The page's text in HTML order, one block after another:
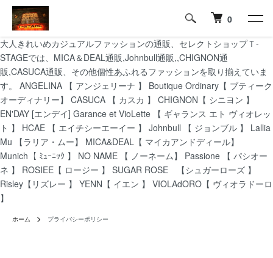
大人きれいめカジュアルファッションの通販、セレクトショップＴ-
STAGEでは、MICA＆DEAL通販,Johnbull通販,,CHIGNON通
販,CASUCA通販、その他個性あふれるファッションを取り揃えていま
す。 ANGELINA 【 アンジェリーナ 】 Boutique Ordinary【 ブティーク
オーディナリー】 CASUCA 【 カスカ 】 CHIGNON【 シニヨン 】
EN'DAY [エンデイ] Garance et VioLette 【 ギャランス エト ヴィオレッ
ト 】 HCAE 【 エイチシーエーイー 】 Johnbull 【 ジョンブル 】 Lallia
Mu 【ラリア・ムー】 MICA&DEAL【 マイカアンドディール】
Munich【 ﾐｭｰﾆｯｸ 】 NO NAME 【 ノーネーム】 Passione 【 パシオー
ネ 】 ROSIEE【 ロージー 】 SUGAR ROSE 【シュガーローズ 】
Risley【リズレー 】 YENN【 イエン 】 VIOLAdORO【 ヴィオラドーロ
】
0
ホーム プライバシーポリシー